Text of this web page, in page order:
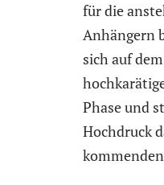
für die
Anhängern
sich auf
Phase und
Hochdruck